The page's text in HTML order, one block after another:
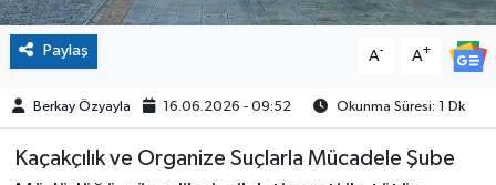
Paylaş A- A+
Berkay Özyayla 16.06.2026 - 09:52 Okunma Süresi: 1 Dk
Kaçakçılık ve Organize Suçlarla Mücadele Şube